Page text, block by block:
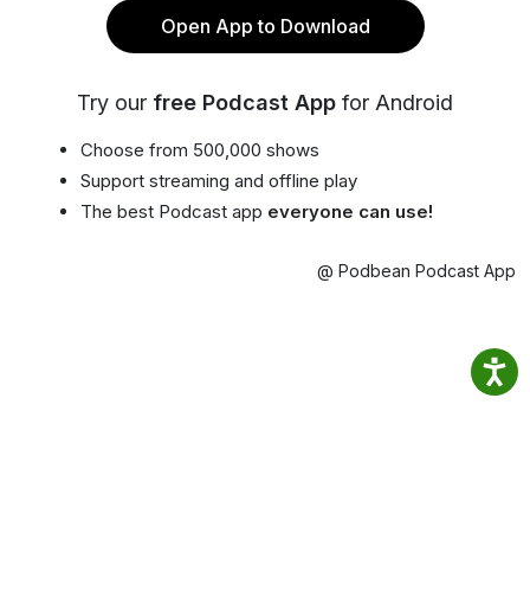
Open App to Download
Try our free Podcast App for Android
Choose from 500,000 shows
Support streaming and offline play
The best Podcast app everyone can use!
@ Podbean Podcast App